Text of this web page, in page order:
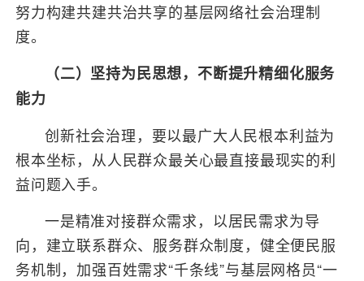
努力构建共建共治共享的基层网络社会治理制
度。
（二）坚持为民思想，不断提升精细化服务
能力
创新社会治理，要以最广大人民根本利益为
根本坐标，从人民群众最关心最直接最现实的利
益问题入手。
一是精准对接群众需求，以居民需求为导
向，建立联系群众、服务群众制度，健全便民服
务机制，加强百姓需求“千条线”与基层网格员“一